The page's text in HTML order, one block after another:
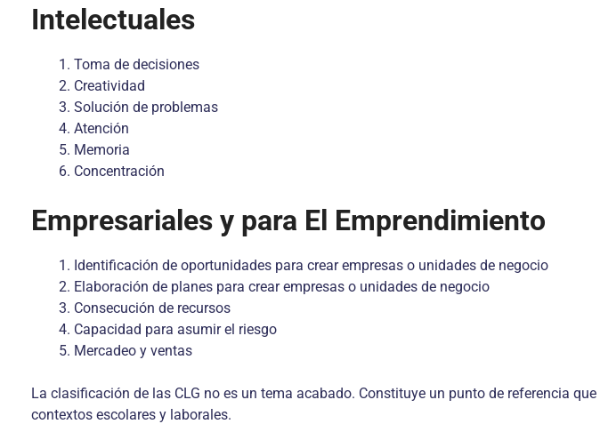
Intelectuales
Toma de decisiones
Creatividad
Solución de problemas
Atención
Memoria
Concentración
Empresariales y para El Emprendimiento
Identificación de oportunidades para crear empresas o unidades de negocio
Elaboración de planes para crear empresas o unidades de negocio
Consecución de recursos
Capacidad para asumir el riesgo
Mercadeo y ventas
La clasificación de las CLG no es un tema acabado. Constituye un punto de referencia
contextos escolares y laborales.